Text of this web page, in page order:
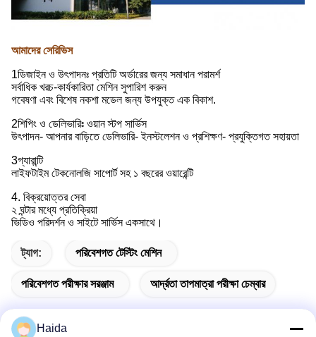
আমাদের সেরিভিস
1ডিজাইন ও উৎপাদনঃ প্রতিটি অর্ডারের জন্য সমাধান পরামর্শ
সর্বাধিক খরচ-কার্যকারিতা মেশিন সুপারিশ করুন
গবেষণা এবং বিশেষ নকশা মডেল জন্য উপযুক্ত এক বিকাশ.
2শিপিং ও ডেলিভারিঃ ওয়ান স্টপ সার্ভিস
উৎপাদন- আপনার বাড়িতে ডেলিভারি- ইনস্টলেশন ও প্রশিক্ষণ- প্রযুক্তিগত সহায়তা
3গ্যারান্টি
লাইফটাইম টেকনোলজি সাপোর্ট সহ ১ বছরের ওয়ারেন্টি
4. বিক্রয়োত্তর সেবা
২ ঘন্টার মধ্যে প্রতিক্রিয়া
ভিডিও পরিদর্শন ও সাইটে সার্ভিস একসাথে।
ট্যাগ: পরিবেশগত টেস্টিং মেশিন
পরিবেশগত পরীক্ষার সরঞ্জাম আর্দ্রতা তাপমাত্রা পরীক্ষা চেম্বার
Haida